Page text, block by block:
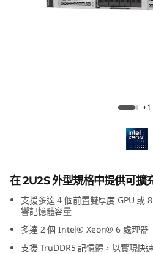
P
密
ThinkSystem SR650a V4
+1
在 2U2S 外型規格中提供可擴
支援多達 4 個前置雙厚度 GPU 或
響記憶體容量
多達 2 個 Intel® Xeon® 6 處理器
支援 TruDDR5 記憶體，以實現快